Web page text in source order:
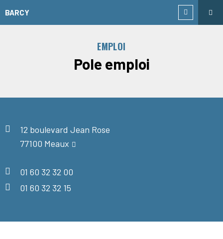
BARCY
EMPLOI
Pole emploi
12 boulevard Jean Rose
77100 Meaux
01 60 32 32 00
01 60 32 32 15